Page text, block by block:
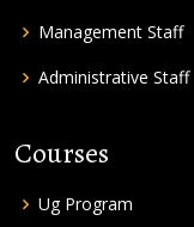
Management Staff
Administrative Staff
Courses
Ug Program